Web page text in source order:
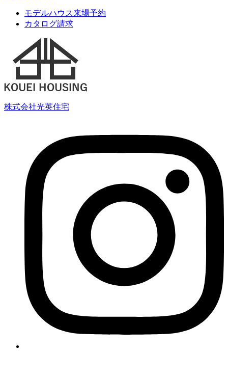
モデルハウス来場予約
カタログ請求
株式会社光英住宅